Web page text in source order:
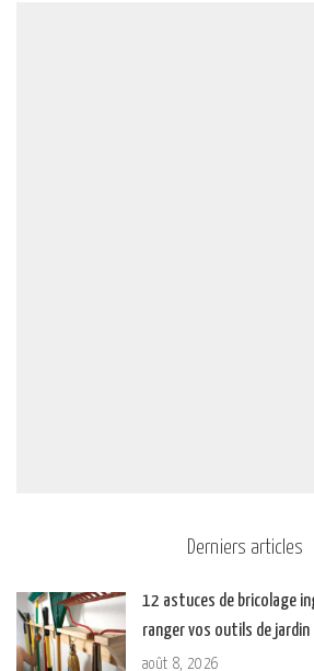
Derniers articles
12 astuces de bricolage
ranger vos outils de jardin
août 8, 2026